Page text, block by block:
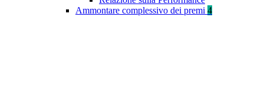
Ammontare complessivo dei premi 4